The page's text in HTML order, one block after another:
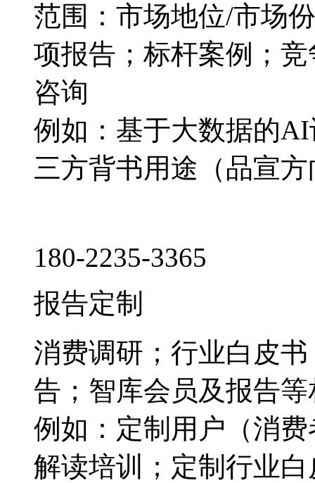
范围：市场地位/市场
项报告；标杆案例；
咨询
例如：基于大数据的
三方背书用途（品宣
180-2235-3365
报告定制
消费调研；行业白皮
告；智库会员及报告
例如：定制用户（消
解读培训；定制行业